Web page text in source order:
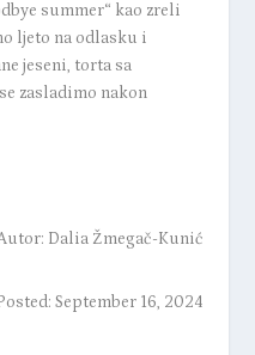
summer“ kao zreli
ljeto na odlasku i
jeseni, torta sa
zasladimo nakon
Dalia Žmegač-Kunić
September 16, 2024